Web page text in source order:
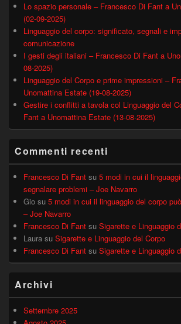
Lo spazio personale – Francesco Di Fant a
(02-09-2025)
Linguaggio del corpo: significato, segnali e
comunicazione
I gesti degli italiani – Francesco Di Fant a
08-2025)
Linguaggio del Corpo e prime impressioni –
Unomattina Estate (19-08-2025)
Gestire i conflitti a tavola col Linguaggio del
Fant a Unomattina Estate (13-08-2025)
Commenti recenti
Francesco Di Fant su 5 modi in cui il
segnalare problemi – Joe Navarro
Gio su 5 modi in cui il linguaggio del corpo
– Joe Navarro
Francesco Di Fant su Sigarette e Linguaggio
Laura su Sigarette e Linguaggio del Corpo
Francesco Di Fant su Sigarette e Linguaggio
Archivi
Settembre 2025